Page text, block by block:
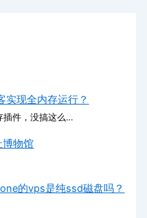
实现全内存运行？
插件，没搞这么…
博物馆
的vps是纯ssd磁盘吗？